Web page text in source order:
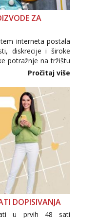
se oslobodi
se oslobodi
se oslobodi
ZA
interneta postala
diskrecije i široke
potražnje na tržištu
nepouzdane
podrijetla. ...
Pročitaj više
DOPISIVANJA
u prvih 48 sati